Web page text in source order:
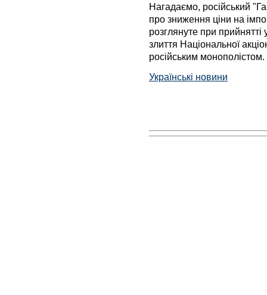
Нагадаємо, російський
про зниження ціни на
розглянуте при
злиття Національної
російським монополістом.
Українські новини